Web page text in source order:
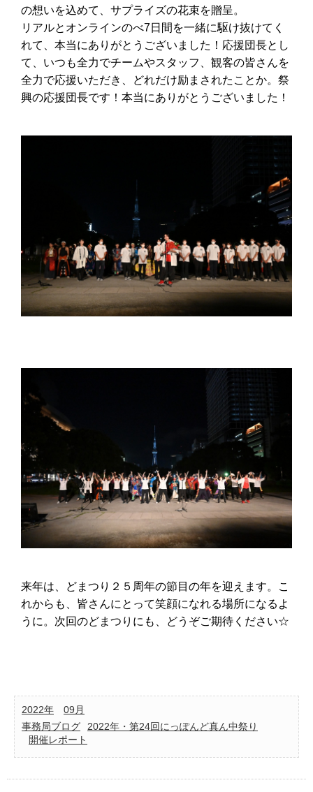
の想いを込めて、サプライズの花束を贈呈。
リアルとオンラインのべ7日間を一緒に駆け抜けてく
れて、本当にありがとうございました！応援団長とし
て、いつも全力でチームやスタッフ、観客の皆さんを
全力で応援いただき、どれだけ励まされたことか。祭
興の応援団長です！本当にありがとうございました！
来年は、どまつり２５周年の節目の年を迎えます。こ
れからも、皆さんにとって笑顔になれる場所になるよ
うに。次回のどまつりにも、どうぞご期待ください☆
2022年
09月
事務局ブログ
2022年・第24回にっぽんど真ん中祭り
開催レポート